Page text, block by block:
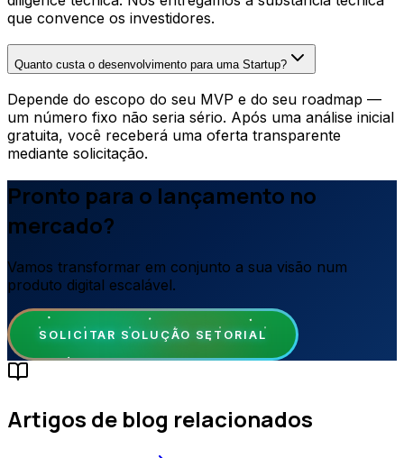
que convence os investidores.
Quanto custa o desenvolvimento para uma Startup?
Depende do escopo do seu MVP e do seu roadmap —
um número fixo não seria sério. Após uma análise inicial
gratuita, você receberá uma oferta transparente
mediante solicitação.
Pronto para o lançamento no
mercado?
Vamos transformar em conjunto a sua visão num
produto digital escalável.
SOLICITAR SOLUÇÃO SETORIAL
Artigos de blog relacionados